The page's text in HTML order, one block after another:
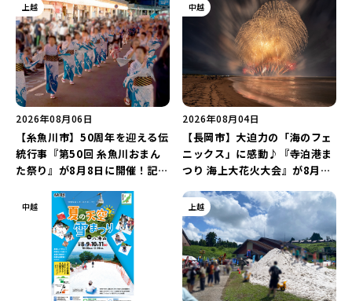
上越
2026年08月06日
【糸魚川市】50周年を迎える伝
統行事『第50回 糸魚川おまん
た祭り』が8月8日に開催！記念
を楽しもう♪
中越
2026年08月04日
【長岡市】大迫力の「海のフェ
ニックス」に感動♪『寺泊港ま
つり 海上大花火大会』が8月7
5,000発の花火”を楽しもう♪
中越 上越